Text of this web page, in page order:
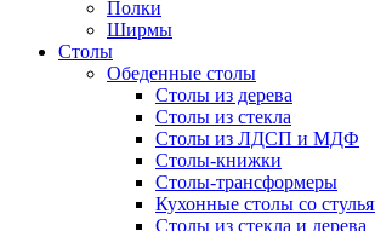
Полки
Ширмы
Столы
Обеденные столы
Столы из дерева
Столы из стекла
Столы из ЛДСП и МДФ
Столы-книжки
Столы-трансформеры
Кухонные столы со
Столы из стекла и дерева